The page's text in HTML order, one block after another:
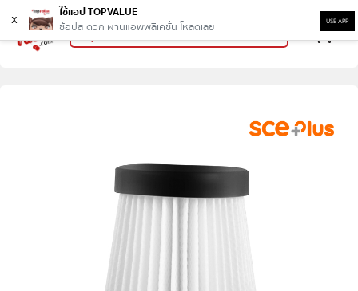
x
ใช้แอป TOPVALUE
ช้อปสะดวก ผ่านแอพพลิเคชั่น โหลดเลย
USE APP